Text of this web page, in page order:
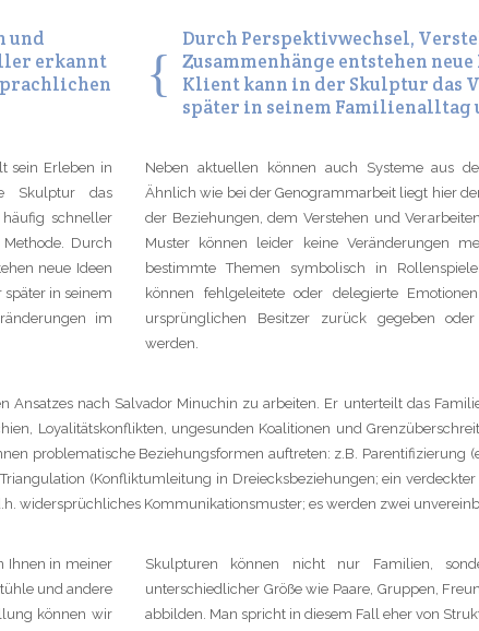
und
erkannt
Durch Perspektivwechsel,
Zusammenhänge entstehen
Klient kann in der Skulptur das
später in seinem Familienalltag
sein Erleben in
Skulptur das
schneller
Durch
neue Ideen
in seinem
im
Neben aktuellen können auch Systeme aus
Ähnlich wie bei der Genogrammarbeit liegt hier
der Beziehungen, dem Verstehen und
Muster können leider keine Veränderungen
bestimmte Themen symbolisch in
können fehlgeleitete oder delegierte
ursprünglichen Besitzer zurück gegeben
werden.
nach Salvador Minuchin zu arbeiten. Er unterteilt das
Loyalitätskonflikten, ungesunden Koalitionen und
problematische Beziehungsformen auftreten: z.B. Parentifizierung
(Konfliktumleitung in Dreiecksbeziehungen; ein
widersprüchliches Kommunikationsmuster; es werden zwei
Ihnen in meiner
und andere
können wir
Skulpturen können nicht nur Familien,
unterschiedlicher Größe wie Paare, Gruppen,
abbilden. Man spricht in diesem Fall eher von
LINKS IMPRESSUM DATENSCHUTZERKLÄRUNG